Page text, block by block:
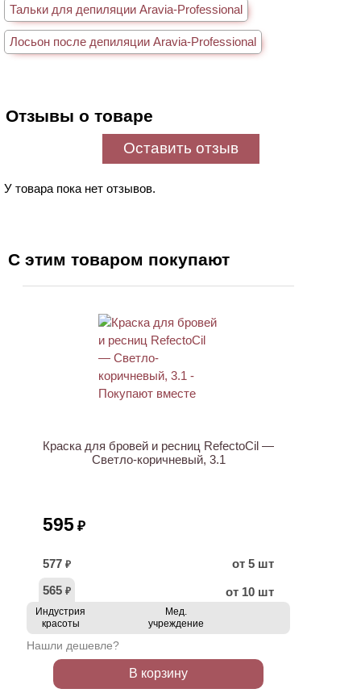
Тальки для депиляции Aravia-Professional
Лосьон после депиляции Aravia-Professional
Отзывы о товаре
Оставить отзыв
У товара пока нет отзывов.
С этим товаром покупают
Краска для бровей и ресниц RefectoCil —
Светло-коричневый, 3.1
595 ₽
577 ₽
от 5 шт
565 ₽ от 10 шт
Индустрия
красоты
Мед.
учреждение
Нашли дешевле?
В корзину